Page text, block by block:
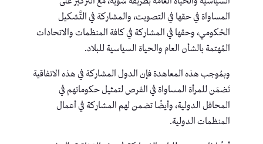
المساواة في حقها في التصويت، والمشاركة في التَّشكيل
الحُكومي، وحقها في المشاركة في كافة المنظمات والاتحادات
المُهتمة بالشأن العام والحياة السياسية للبلاد.
وبمُوجب هذه المعاهدة فإن الدول المشاركة في هذه الاتفاقية
تَضمَن للمرأة المساواة في الفرص لتمثيل حكوماتهم في
المحافل الدولية، وأيضًا تضمن لهم المشاركة في أعمال
المنظمات الدولية.